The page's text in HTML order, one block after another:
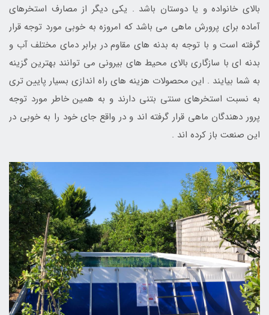
بالای خانواده و یا دوستان باشد . یکی دیگر از مصارف استخرهای
آماده برای پرورش ماهی می باشد که امروزه به خوبی مورد توجه قرار
گرفته است و با توجه به بدنه های مقاوم در برابر دمای مختلف آب و
بدنه ای با سازگاری بالای محیط های بیرونی می توانند بهترین گزینه
به شما بیایند . این محصولات هزینه های راه اندازی بسیار پایین تری
به نسبت استخرهای سنتی بتنی دارند و به همین خاطر مورد توجه
پرور دهندگان ماهی قرار گرفته اند و در واقع جای خود را به خوبی در
این صنعت باز کرده اند .